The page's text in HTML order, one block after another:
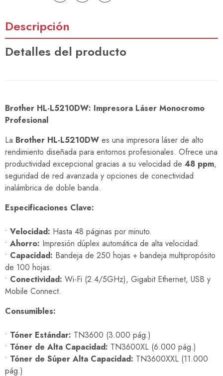
Descripción
Detalles del producto
Brother HL-L5210DW: Impresora Láser Monocromo
Profesional
La Brother HL-L5210DW es una impresora láser de alto
rendimiento diseñada para entornos profesionales. Ofrece una
productividad excepcional gracias a su velocidad de 48 ppm,
seguridad de red avanzada y opciones de conectividad
inalámbrica de doble banda.
Especificaciones Clave:
• Velocidad: Hasta 48 páginas por minuto.
• Ahorro: Impresión dúplex automática de alta velocidad.
• Capacidad: Bandeja de 250 hojas + bandeja multipropósito
de 100 hojas.
• Conectividad: Wi-Fi (2.4/5GHz), Gigabit Ethernet, USB y
Mobile Connect.
Consumibles:
• Tóner Estándar: TN3600 (3.000 pág.)
• Tóner de Alta Capacidad: TN3600XL (6.000 pág.)
• Tóner de Súper Alta Capacidad: TN3600XXL (11.000
pág.)